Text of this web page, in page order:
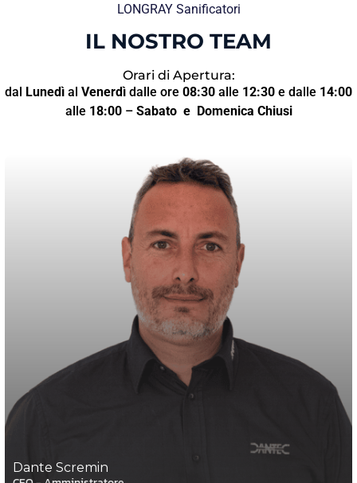
LONGRAY Sanificatori
IL NOSTRO TEAM
Orari di Apertura:
dal Lunedì al Venerdì dalle ore 08:30 alle 12:30 e dalle 14:00
alle 18:00– Sabato e Domenica Chiusi
Dante Scremin